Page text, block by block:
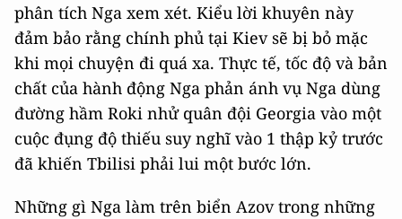
phân tích Nga xem xét. Kiểu lời khuyên này
đảm bảo rằng chính phủ tại Kiev sẽ bị bỏ mặc
khi mọi chuyện đi quá xa. Thực tế, tốc độ và bản
chất của hành động Nga phản ánh vụ Nga dùng
đường hầm Roki nhử quân đội Georgia vào một
cuộc đụng độ thiếu suy nghĩ vào 1 thập kỷ trước
đã khiến Tbilisi phải lui một bước lớn.
Những gì Nga làm trên biển Azov trong những